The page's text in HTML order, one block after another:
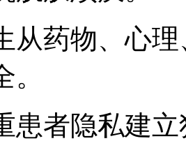
从药物、心
患者隐私建